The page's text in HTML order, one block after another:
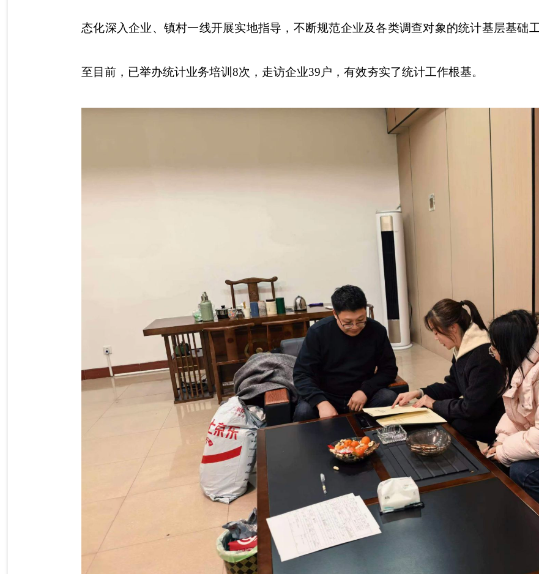
态化深入企业、镇村一线开展实地指导，不断规范企业及各类调查对象的统计基层基础
至目前，已举办统计业务培训8次，走访企业39户，有效夯实了统计工作根基。